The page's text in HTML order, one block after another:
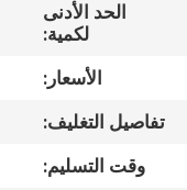
في
المعمل
الحد الأدنى
لكمية:
الأسعار:
تفاصيل التغليف:
وقت التسليم: